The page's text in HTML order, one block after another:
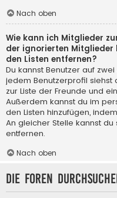
Nach oben
Wie kann ich Mitglieder
der ignorierten Mitglieder
den Listen entfernen?
Du kannst Benutzer auf
jedem Benutzerprofil siehst
zur Liste der Freunde und
Außerdem kannst du im
den Listen hinzufügen,
An gleicher Stelle kannst
entfernen.
Nach oben
Die Foren